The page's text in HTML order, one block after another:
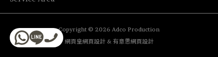
節
燈
飾
場
佈
廣
告
廚
網頁皇網頁設計& 有意思網頁設計
Copyright © 2026 Adco Production